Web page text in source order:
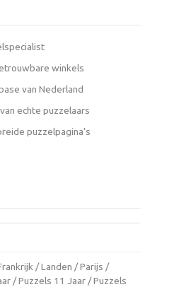
winkels
van Nederland
echte puzzelaars
puzzelpagina’s
/ Landen / Parijs /
/ Puzzels 11 Jaar / Puzzels